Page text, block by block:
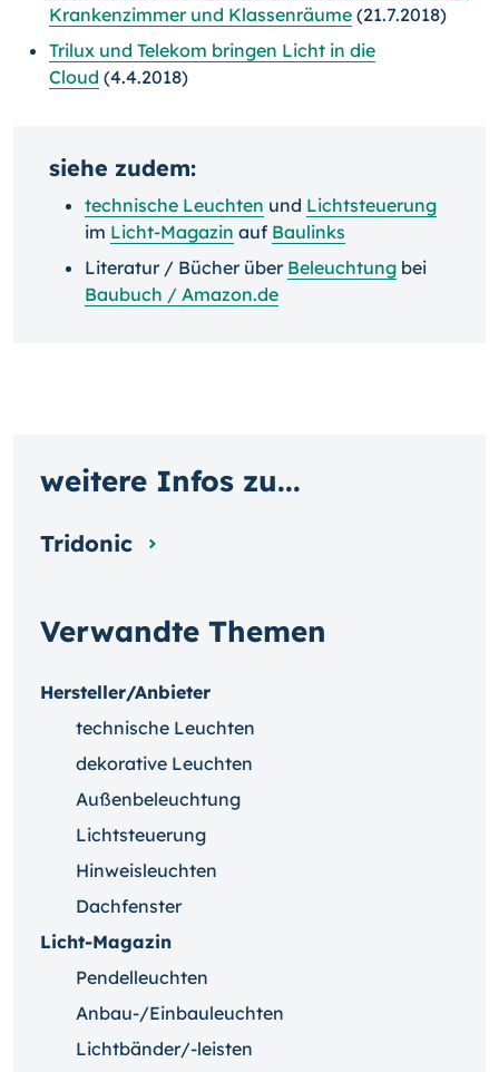
Krankenzimmer und Klassenräume (21.7.2018)
Trilux und Telekom bringen Licht in die
Cloud (4.4.2018)
siehe zudem:
technische Leuchten und Lichtsteuerung
im Licht-Magazin auf Baulinks
Literatur / Bücher über Beleuchtung bei
Baubuch / Amazon.de
Verwandte Themen
Hersteller/Anbieter
technische Leuchten
dekorative Leuchten
Außenbeleuchtung
Lichtsteuerung
Hinweisleuchten
Dachfenster
Licht-Magazin
Pendelleuchten
Anbau-/Einbauleuchten
Lichtbänder/-leisten
weitere Infos zu...
Tridonic